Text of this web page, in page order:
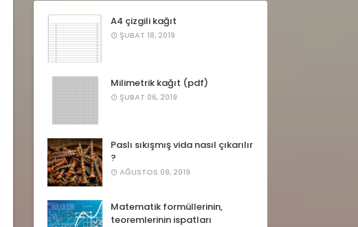
A4 çizgili kağıt
ŞUBAT 18, 2019
Milimetrik kağıt (pdf)
ŞUBAT 06, 2019
Paslı sıkışmış vida nasıl çıkarılır
?
AĞUSTOS 09, 2019
Matematik formüllerinin,
teoremlerinin ispatları